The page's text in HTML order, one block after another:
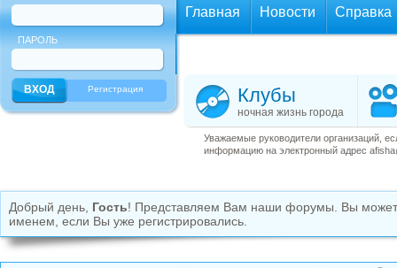
ПАРОЛЬ
Регистрация
Главная Новости Справка
Клубы
ночная жизнь города
Уважаемые руководители организаций,
информацию на электронный адрес
Добрый день, Гость! Представляем Вам наши форумы. Вы
именем, если Вы уже регистрировались.